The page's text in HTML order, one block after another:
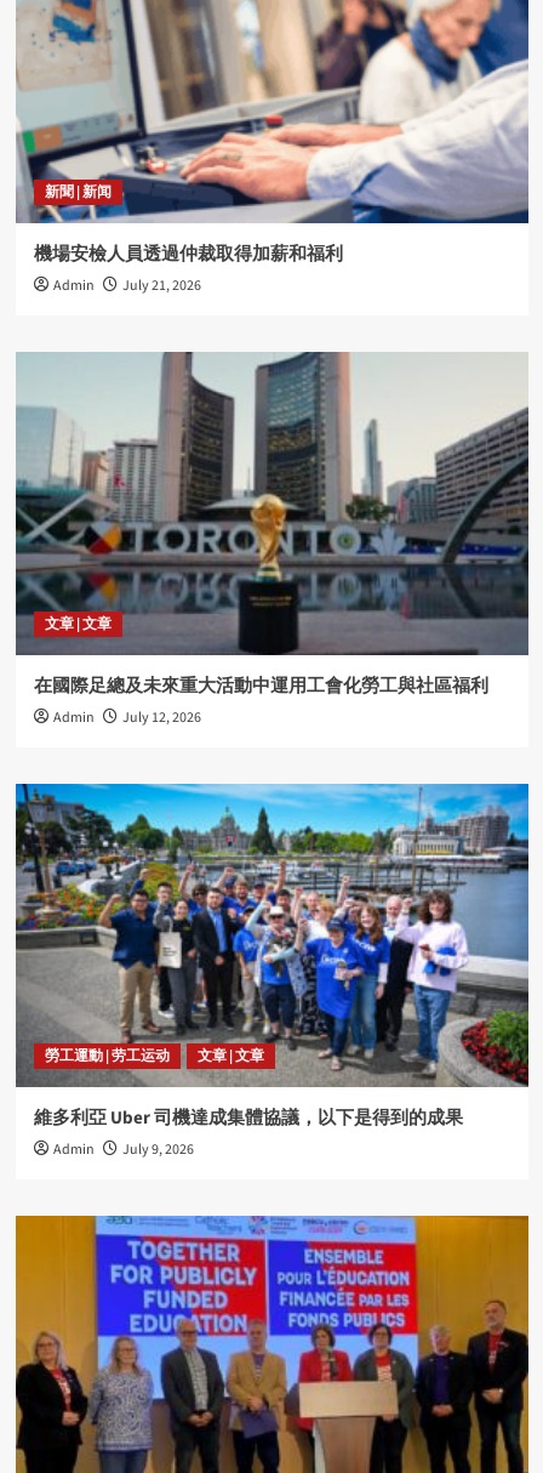
新聞 | 新闻
機場安檢人員透過仲裁取得加薪和福利
Admin July 21, 2026
文章 | 文章
在國際足總及未來重大活動中運用工會化勞工與社區福利
Admin July 12, 2026
勞工運動 | 劳工运动 文章 | 文章
維多利亞 Uber 司機達成集體協議，以下是得到的成果
Admin July 9, 2026